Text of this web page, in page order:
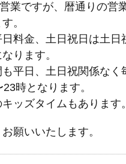
業ですが、暦通りの営
。
料金、土日祝日は土日
ります。
平日、土日祝関係なく
23時となります。
ッズタイムもあります。
願いいたします。